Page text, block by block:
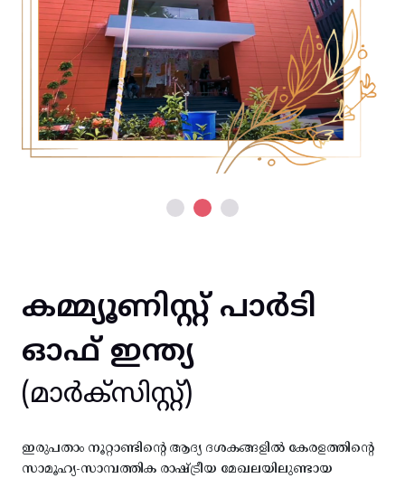
കമ്മ്യൂണിസ്റ്റ് പാർടി
ഓഫ് ഇന്ത്യ
(മാർക്സിസ്റ്റ്)
ഇരുപതാം നൂറ്റാണ്ടിന്റെ ആദ്യ ദശകങ്ങളിൽ കേരളത്തിന്റെ
സാമൂഹ്യ-സാമ്പത്തിക രാഷ്ട്രീയ മേഖലയിലുണ്ടായ